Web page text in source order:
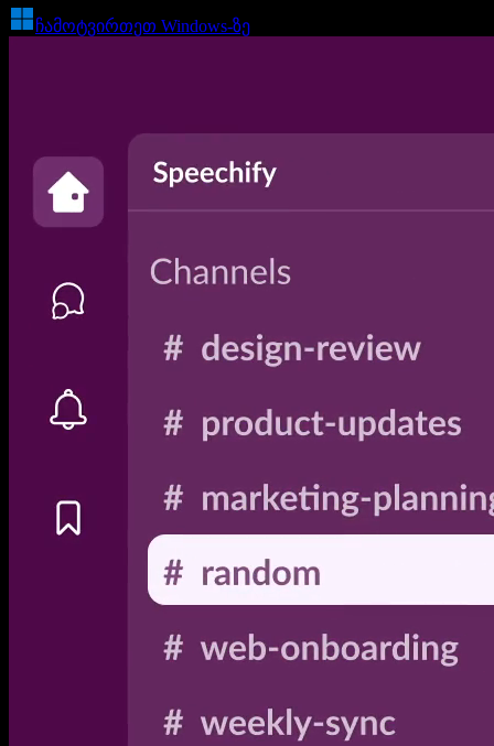
ჩამოტვირთეთ Windows-ზე